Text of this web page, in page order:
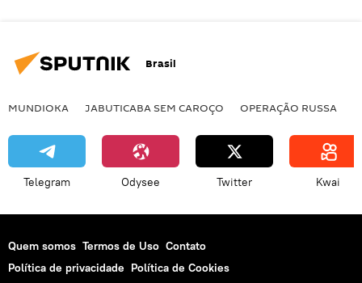
Brasil
MUNDIOKA JABUTICABA SEM CAROÇO OPERAÇÃO RUSSA
Telegram Odysee Twitter Kwai
Quem somos Termos de Uso Contato
Política de privacidade Política de Cookies